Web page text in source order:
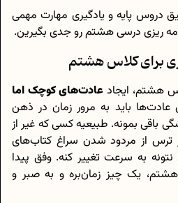
دروس پایه و یادگیری مهارت مهمی
ریزی درسی هشتم رو جدی بگیرین.
هشتم، ایجاد عادت‌های کوچک اما
عادت‌ها باید به مرور زمان در ذهن
باقی بمونه. طبیعیه کسی که غیر از
از مردود شدن سراغ کتاب‌های
به سرعت تغییر کنه. وفق پیدا
هشتم، یک چیز زمان‌بره و به صبر و